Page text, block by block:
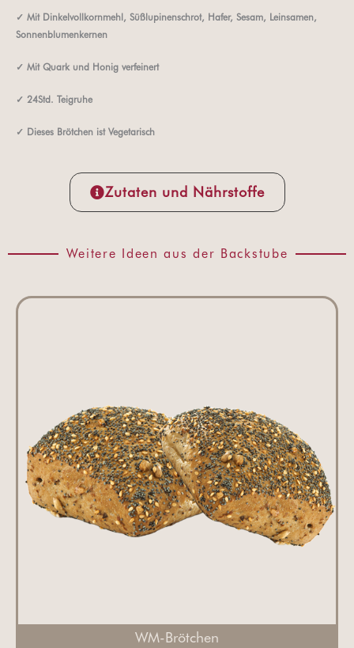
✓ Mit Dinkelvollkornmehl, Süßlupinenschrot, Hafer, Sesam, Leinsamen,
Sonnenblumenkernen
✓ Mit Quark und Honig verfeinert
✓ 24Std. Teigruhe
✓ Dieses Brötchen ist Vegetarisch
Zutaten und Nährstoffe
Weitere Ideen aus der Backstube
WM-Brötchen